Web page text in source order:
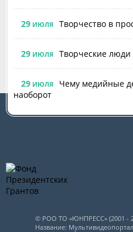
29 ИЮЛЯ Творчество в
29 ИЮЛЯ Творческие
29 ИЮЛЯ
Чему медийные
наоборот
© РОО ТО «ЮНПРЕСС» (2001 -
Название: